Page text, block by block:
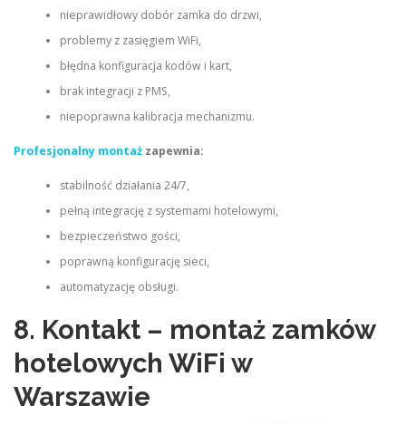
nieprawidłowy dobór zamka do drzwi,
problemy z zasięgiem WiFi,
błędna konfiguracja kodów i kart,
brak integracji z PMS,
niepoprawna kalibracja mechanizmu.
Profesjonalny montaż zapewnia:
stabilność działania 24/7,
pełną integrację z systemami hotelowymi,
bezpieczeństwo gości,
poprawną konfigurację sieci,
automatyzację obsługi.
8. Kontakt – montaż zamków
hotelowych WiFi w
Warszawie